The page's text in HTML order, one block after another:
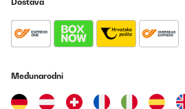
bekommen, das Gerät
Neugerät erhalten. Auch dieses leistet
Trockenleistung, genaue
absolut zufrieden bin. Danke
Amazon-Benutzer
Međunarodni